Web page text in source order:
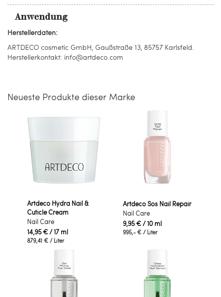
Anwendung
Herstellerdaten:
ARTDECO cosmetic GmbH, Gaußstraße 13, 85757 Karlsfeld.
Herstellerkontakt: info@artdeco.com
Neueste Produkte dieser Marke
Artdeco Hydra Nail &
Cuticle Cream
Nail Care
14,95 €/ 17 ml
879,41 € / Liter
Artdeco Sos Nail Repair
Nail Care
9,95 €/ 10 ml
995,- € / Liter